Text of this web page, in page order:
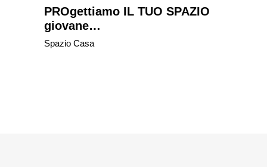
PROgettiamo IL TUO SPAZIO
giovane…
Spazio Casa